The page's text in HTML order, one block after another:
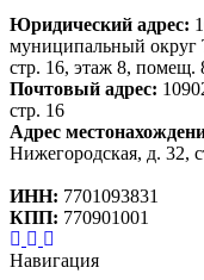
Юридический адрес:
муниципальный округ
стр. 16, этаж 8,
Почтовый адрес:
стр. 16
Адрес
Нижегородская, д. 32,
ИНН: 7701093831
КПП: 770901001
Навигация